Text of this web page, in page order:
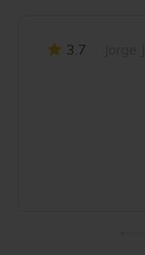
3.7